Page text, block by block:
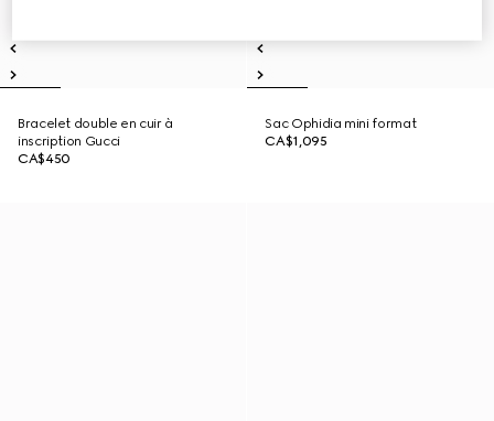
Bracelet double en cuir à
inscription Gucci
CA$450
Sac Ophidia mini format
CA$1,095